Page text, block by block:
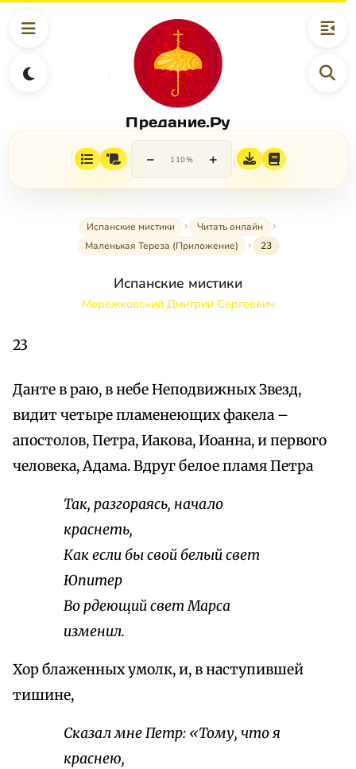
Предание.Ру
− 110% +
Испанские мистики
Читать онлайн
Маленькая Тереза (Приложение)
23
Испанские мистики
Мережковский Дмитрий Сергеевич
23
Данте в раю, в небе Неподвижных Звезд,
видит четыре пламенеющих факела –
апостолов, Петра, Иакова, Иоанна, и первого
человека, Адама. Вдруг белое пламя Петра
Так, разгораясь, начало
краснеть,
Как если бы свой белый свет
Юпитер
Во рдеющий свет Марса
изменил.
Хор блаженных умолк, и, в наступившей
тишине,
Сказал мне Петр: «Тому, что я
краснею,